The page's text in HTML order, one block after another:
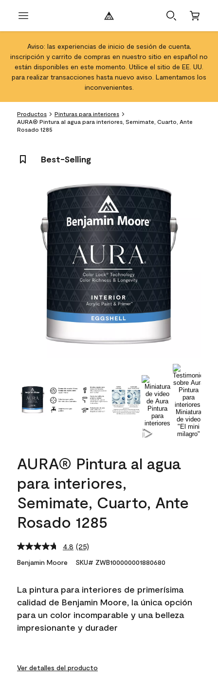
Aviso: las experiencias de inicio de sesión de cuenta,
inscripción y carrito de compras en nuestro sitio en español no
están disponibles en este momento. Utilice el sitio de EE. UU.
para realizar transacciones hasta nuevo aviso. Lamentamos los
inconvenientes.
Productos
Pinturas para interiores
AURA® Pintura al agua para interiores, Semimate, Cuarto, Ante
Rosado 1285
Best-Selling
AURA® Pintura al agua
para interiores,
Semimate, Cuarto, Ante
Rosado 1285
4.8 Read
25
Reviews.
link.
(25)
Benjamin Moore SKU# ZWB100000001880680
La pintura para interiores de primerísima
calidad de Benjamin Moore, la única opción
para un color incomparable y una belleza
impresionante y durader
Ver detalles del producto